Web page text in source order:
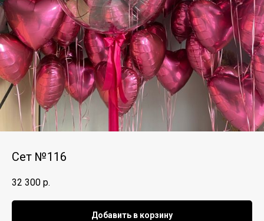
Сет №116
32 300 р.
Добавить в корзину